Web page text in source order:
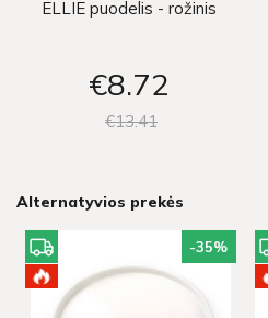
ELLIE puodelis - rožinis
€8 72
€1341
Alternatyvios prekės
-35%